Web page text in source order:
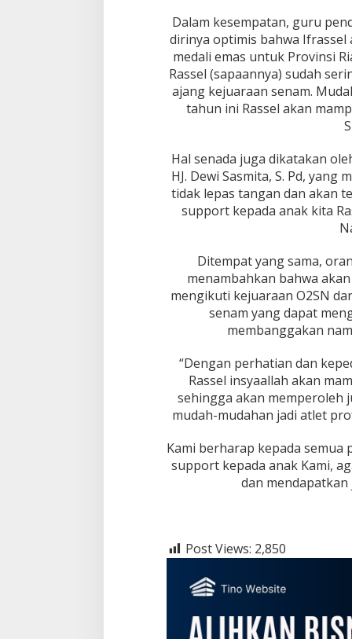
a
u
d
a
a
m
N
t
i
n
g
t
N
a
s
i
o
a
2
0
2
d
C
S
e
a
P
Dalam kesempatan, guru
dirinya optimis bahwa
medali emas untuk Provinsi
Rassel (sapaannya) sudah
ajang kejuaraan senam.
tahun ini Rassel akan
Hal senada juga dikatakan
HJ. Dewi Sasmita, S. Pd, yang
tidak lepas tangan dan akan
support kepada anak kita
Ditempat yang sama,
menambahkan bahwa
mengikuti kejuaraan O2SN
senam yang dapat
membanggakan
“Dengan perhatian dan
Rassel insyaallah akan
sehingga akan memperoleh
mudah-mudahan jadi atlet
Kami berharap kepada
support kepada anak Kami,
dan
Post Views: 2,850